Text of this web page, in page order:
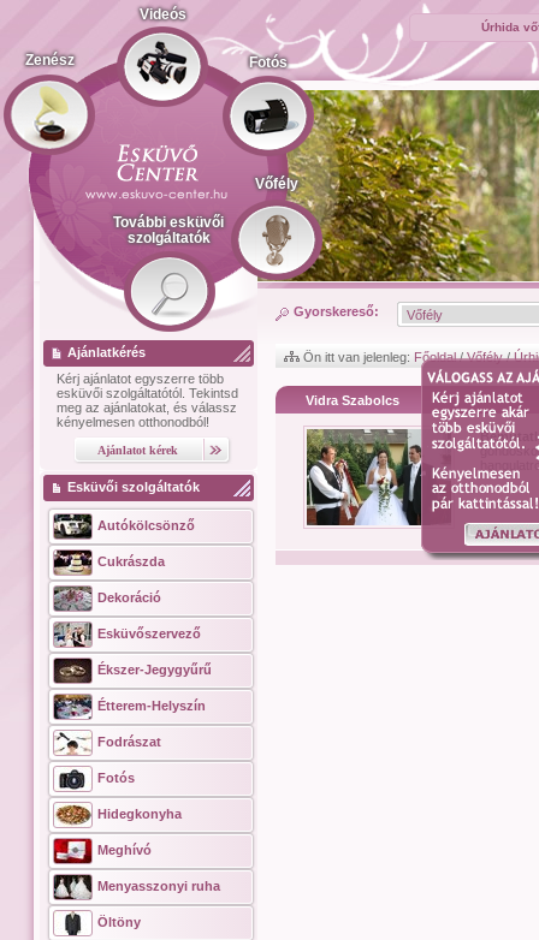
Úrhida
Zenész
Videós
Fotós
Vőfély
További esküvői
szolgáltatók
Ajánlatkérés
Kérj ajánlatot egyszerre több
esküvői szolgáltatótól. Tekintsd
meg az ajánlatokat, és válassz
kényelmesen otthonodból!
Esküvői szolgáltatók
Autókölcsönző
Cukrászda
Dekoráció
Esküvőszervező
Ékszer-Jegygyűrű
Étterem-Helyszín
Fodrászat
Fotós
Hidegkonyha
Meghívó
Menyasszonyi ruha
Öltöny
Gyorskereső:
Ön itt van jelenleg: Főoldal/Vőfély/
Vidra Szabolcs